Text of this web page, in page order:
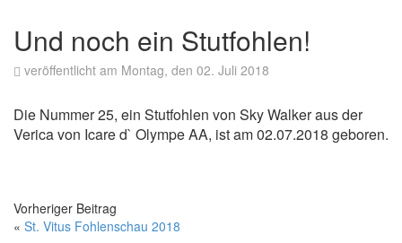
Und noch ein Stutfohlen!
veröffentlicht am Montag, den 02. Juli 2018
Die Nummer 25, ein Stutfohlen von Sky Walker aus der
Verica von Icare d` Olympe AA, ist am 02.07.2018 geboren.
Vorheriger Beitrag
« St. Vitus Fohlenschau 2018